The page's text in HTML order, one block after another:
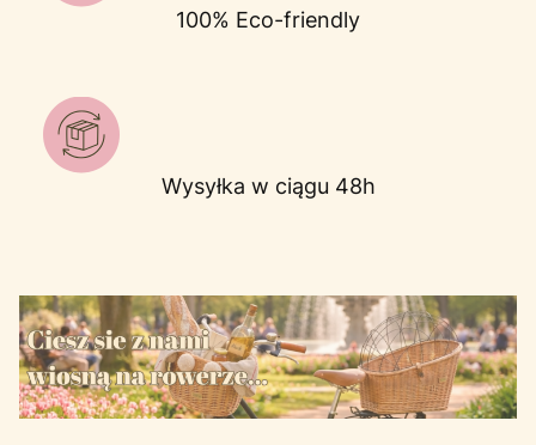
100% Eco-friendly
Wysyłka w ciągu 48h